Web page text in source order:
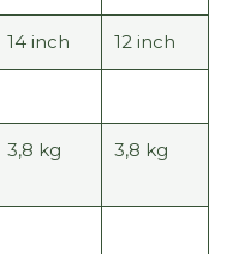
14 inch 12 inch
3,8 kg 3,8 kg